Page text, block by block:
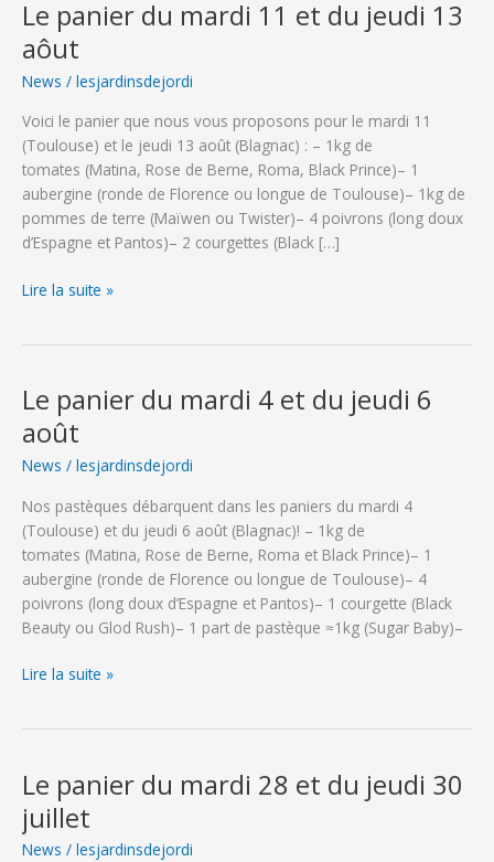
Le panier du mardi 11 et du jeudi 13
aôut
News / lesjardinsdejordi
Voici le panier que nous vous proposons pour le mardi 11
(Toulouse) et le jeudi 13 août (Blagnac) : – 1kg de
tomates (Matina, Rose de Berne, Roma, Black Prince)– 1
aubergine (ronde de Florence ou longue de Toulouse)– 1kg de
pommes de terre (Maïwen ou Twister)– 4 poivrons (long doux
d’Espagne et Pantos)– 2 courgettes (Black […]
Le
11
et
du
jeudi
aôut
Lire la suite »
Le panier du mardi 4 et du jeudi 6
août
News / lesjardinsdejordi
Nos pastèques débarquent dans les paniers du mardi 4
(Toulouse) et du jeudi 6 août (Blagnac)! – 1kg de
tomates (Matina, Rose de Berne, Roma et Black Prince)– 1
aubergine (ronde de Florence ou longue de Toulouse)– 4
poivrons (long doux d’Espagne et Pantos)– 1 courgette (Black
Beauty ou Glod Rush)– 1 part de pastèque ≈1kg (Sugar Baby)–
Le
et
du
jeudi
Lire la suite »
Le panier du mardi 28 et du jeudi 30
juillet
News / lesjardinsdejordi